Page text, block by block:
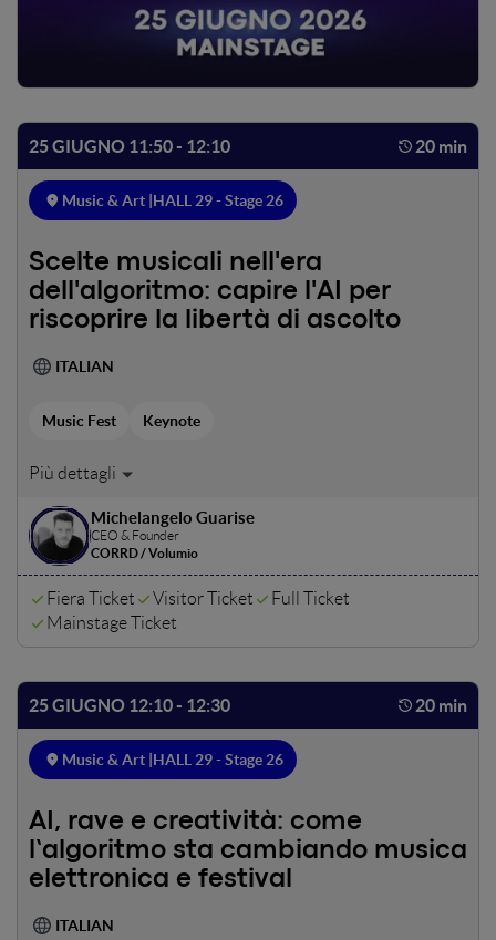
25 GIUGNO 11:50 - 12:10 20 min
Music & Art | HALL 29 - Stage 26
Scelte musicali nell'era
dell'algoritmo: capire l'AI per
riscoprire la libertà di ascolto
ITALIAN
Music Fest Keynote
Oggi il 75% degli stream è generato dall'1% degli artisti, in
decidono gli algoritmi cosa ascoltiamo? In questo talk
esploriamo i sistemi di raccomandazione delle
piattaforme di streaming, dal collaborative filtering ai
knowledge graph, il fenomeno delle "bolle musicali" e il
modo in cui una nuova generazione di AI trasparente può
restituire agli ascoltatori consapevolezza e controllo sulle
Michelangelo Guarise
CEO & Founder
CORRD / Volumio
Fiera Ticket Visitor Ticket
Full Ticket
Mainstage Ticket
25 GIUGNO 12:10 - 12:30 20 min
Music & Art | HALL 29 - Stage 26
AI, rave e creatività: come
l’algoritmo sta cambiando musica
elettronica e festival
ITALIAN